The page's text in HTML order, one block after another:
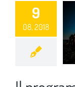
9
08, 2018